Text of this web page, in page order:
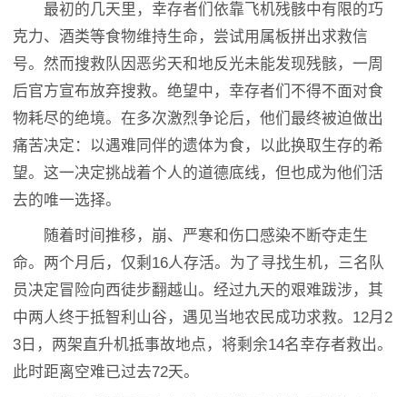
最初的几天里，幸存者们依靠飞机残骸中有限的巧
克力、酒类等食物维持生命，尝试用属板拼出求救信
号。然而搜救队因恶劣天和地反光未能发现残骸，一周
后官方宣布放弃搜救。绝望中，幸存者们不得不面对食
物耗尽的绝境。在多次激烈争论后，他们最终被迫做出
痛苦决定：以遇难同伴的遗体为食，以此换取生存的希
望。这一决定挑战着个人的道德底线，但也成为他们活
去的唯一选择。
随着时间推移，崩、严寒和伤口感染不断夺走生
命。两个月后，仅剩16人存活。为了寻找生机，三名队
员决定冒险向西徒步翻越山。经过九天的艰难跋涉，其
中两人终于抵智利山谷，遇见当地农民成功求救。12月2
3日，两架直升机抵事故地点，将剩余14名幸存者救出。
此时距离空难已过去72天。